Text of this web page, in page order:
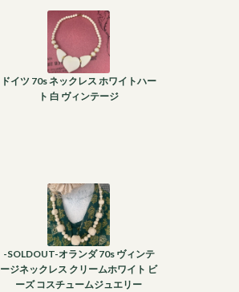
ドイツ 70s ネックレス ホワイトハー
ト 白 ヴィンテージ
-SOLDOUT-オランダ 70s ヴィンテ
ージネックレス クリームホワイト ビ
ーズ コスチュームジュエリー